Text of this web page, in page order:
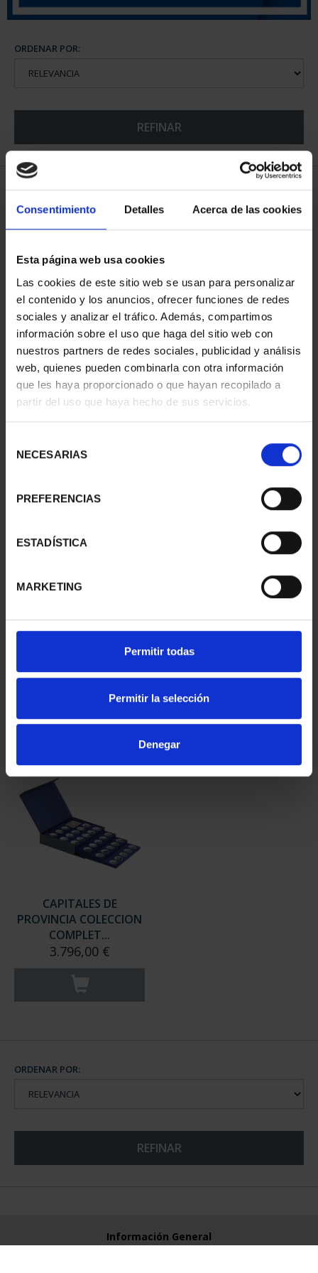
Consentimiento Detalles Acerca de las cookies
Esta página web usa cookies
Las cookies de este sitio web se usan para personalizar
el contenido y los anuncios, ofrecer funciones de redes
sociales y analizar el tráfico. Además, compartimos
información sobre el uso que haga del sitio web con
nuestros partners de redes sociales, publicidad y análisis
web, quienes pueden combinarla con otra información
que les haya proporcionado o que hayan recopilado a
partir del uso que haya hecho de sus servicios.
NECESARIAS
PREFERENCIAS
ESTADÍSTICA
MARKETING
Permitir todas
Permitir la selección
Denegar
ORDENAR POR:
REFINAR
5 Productos encontrados
SUSCRIPCIÓN
CAPITALES DE
PROVINCIA 1
949,00 €
Sólo para usuarios
registrados
SUSCRIPCIÓN
CAPITALES DE
PROVINCIA 2
949,00 €
Sólo para usuarios
registrados
PROVINCIA 3
registrados
PROVINCIA 4
registrados
CAPITALES DE
PROVINCIA COLECCION
COMPLET...
3.796,00 €
ORDENAR POR:
REFINAR
Información General